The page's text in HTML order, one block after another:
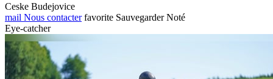
Ceske Budejovice
mail Nous contacter favorite Sauvegarder Noté
Eye-catcher